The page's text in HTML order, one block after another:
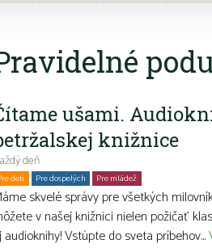
ušami.
knižnice
deň
deti Pre dospelých Pre mládež
skvelé správy pre všetkých
v našej knižnici nielen požičať
audioknihy! Vstúpte do sveta príbehov...